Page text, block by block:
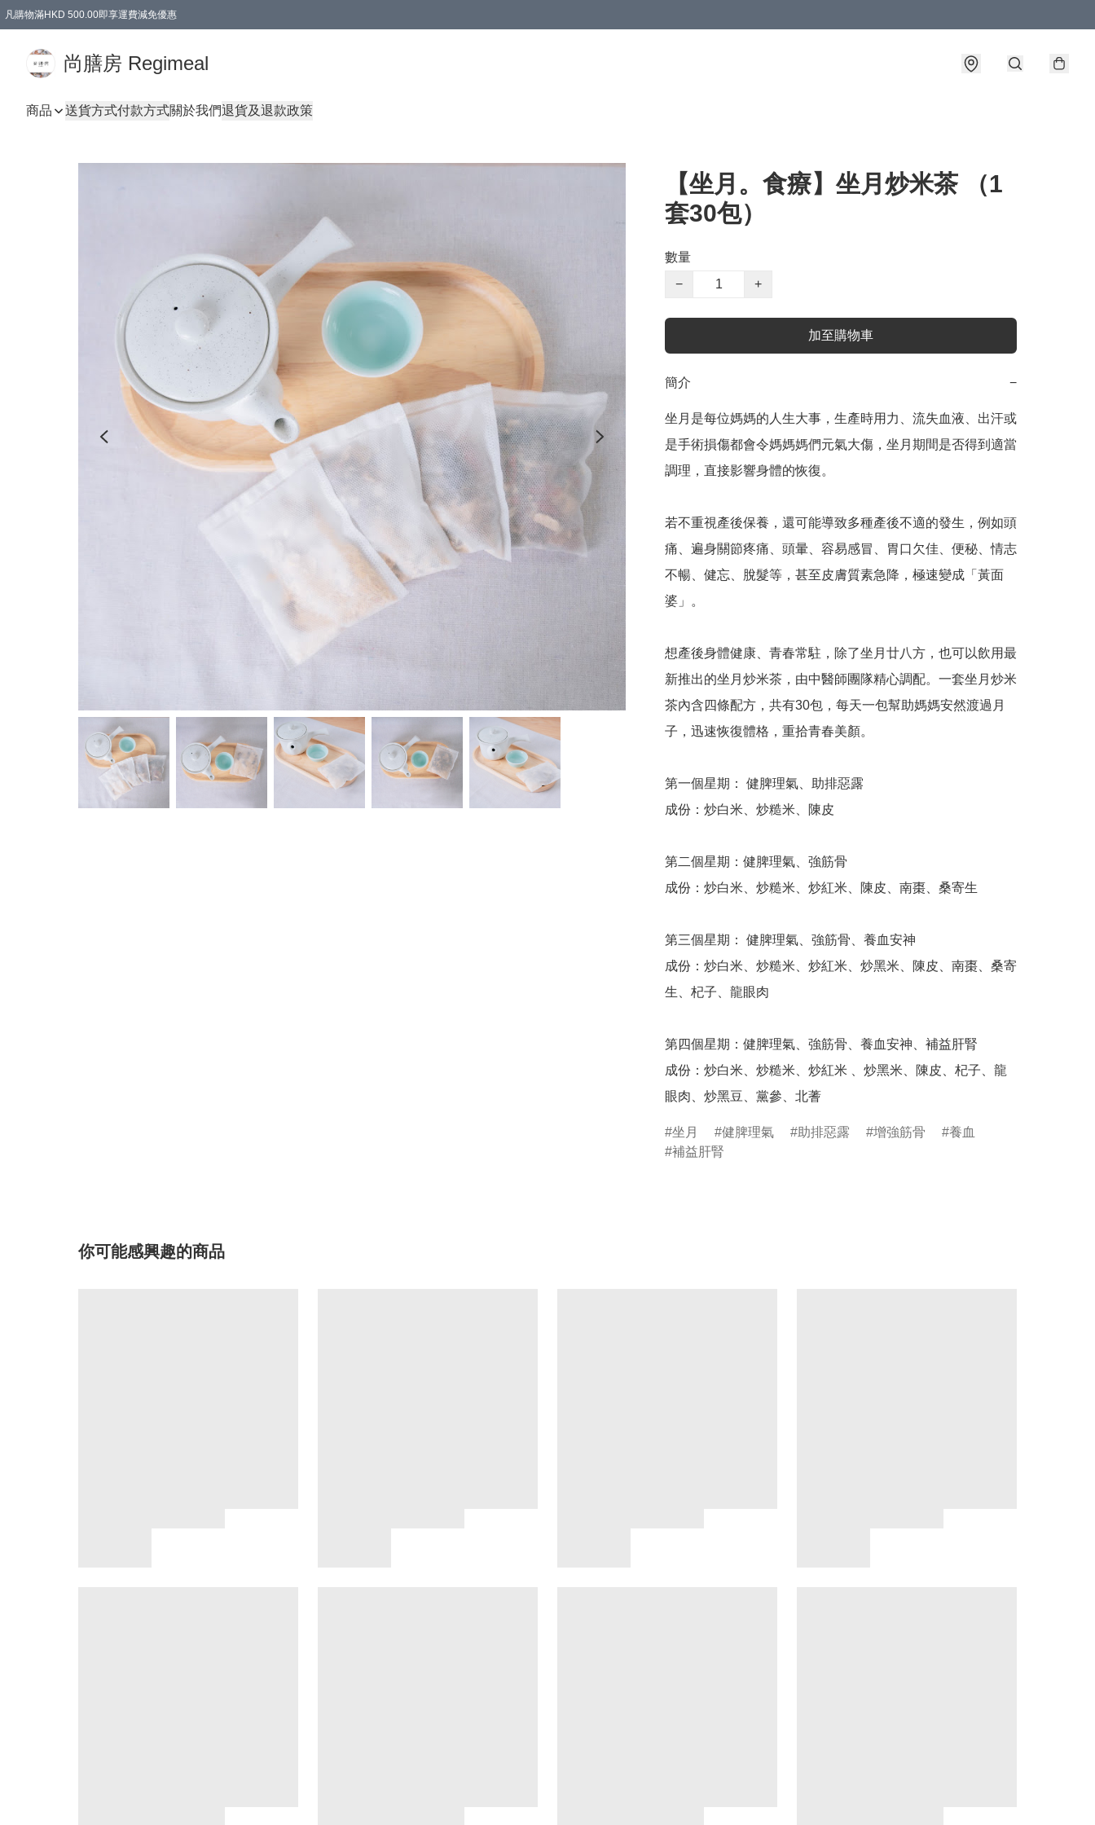
凡購物滿HKD 500.00即享運費減免優惠
尚膳房 Regimeal
商品 送貨方式付款方式關於我們退貨及退款政策
【坐月。食療】坐月炒米茶 （1
套30包）
數量
−
+
加至購物車
簡介 −
坐月是每位媽媽的人生大事，生產時用力、流失血液、出汗或
是手術損傷都會令媽媽媽們元氣大傷，坐月期間是否得到適當
調理，直接影響身體的恢復。
若不重視產後保養，還可能導致多種產後不適的發生，例如頭
痛、遍身關節疼痛、頭暈、容易感冒、胃口欠佳、便秘、情志
不暢、健忘、脫髮等，甚至皮膚質素急降，極速變成「黃面
婆」。
想產後身體健康、青春常駐，除了坐月廿八方，也可以飲用最
新推出的坐月炒米茶，由中醫師團隊精心調配。一套坐月炒米
茶內含四條配方，共有30包，每天一包幫助媽媽安然渡過月
子，迅速恢復體格，重拾青春美顏。
第一個星期： 健脾理氣、助排惡露
成份：炒白米、炒糙米、陳皮
第二個星期：健脾理氣、強筋骨
成份：炒白米、炒糙米、炒紅米、陳皮、南棗、桑寄生
第三個星期： 健脾理氣、強筋骨、養血安神
成份：炒白米、炒糙米、炒紅米、炒黑米、陳皮、南棗、桑寄
生、杞子、龍眼肉
第四個星期：健脾理氣、強筋骨、養血安神、補益肝腎
成份：炒白米、炒糙米、炒紅米 、炒黑米、陳皮、杞子、龍
坐月 健脾理氣 助排惡露 增強筋骨
養血
補益肝腎
你可能感興趣的商品